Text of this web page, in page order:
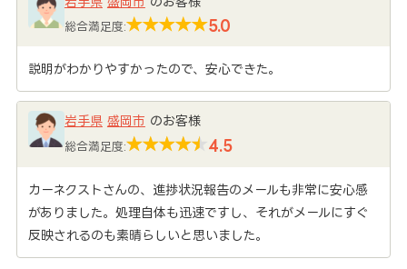
総合満足度: 5.0
説明がわかりやすかったので、安心できた。
岩手県 盛岡市 のお客様
総合満足度: 4.5
カーネクストさんの、進捗状況報告のメールも非常に安心感
がありました。処理自体も迅速ですし、それがメールにすぐ
反映されるのも素晴らしいと思いました。